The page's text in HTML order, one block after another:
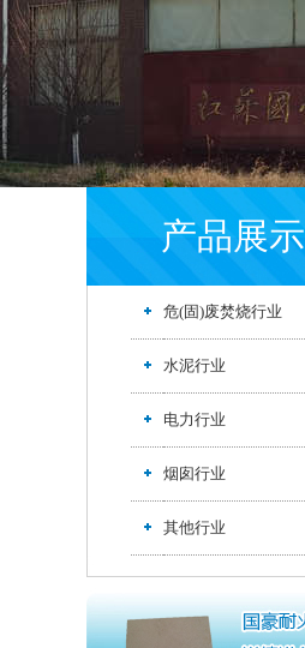
产品展示
危(固)废焚烧行业
水泥行业
电力行业
烟囱行业
其他行业